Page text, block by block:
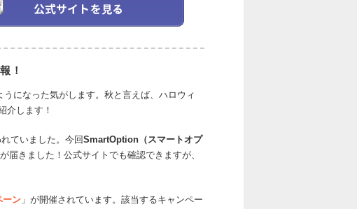
！
になった気がします。秋と言えば、ハロウィ
介します！
ていました。今回SmartOption（スマートオプ
届きました！公式サイトでも確認できますが、
ーン 」が開催されています。該当するキャンペー